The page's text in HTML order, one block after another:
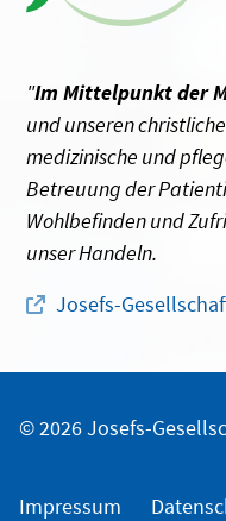
"Im Mittelpunkt der
und unseren
medizinische und
Betreuung der
Wohlbefinden und
unser Handeln.
Josefs-
Impressum
© 2026 Josefs-